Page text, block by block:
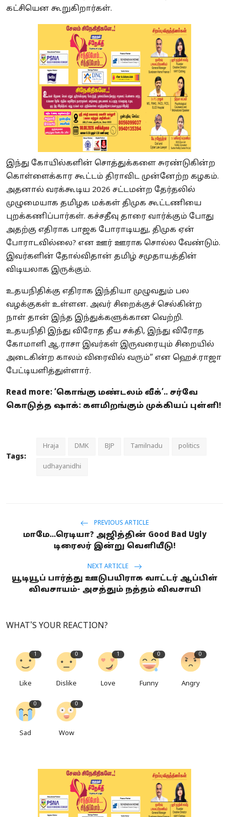
கட்சியென கூறுகிறார்கள்.
இந்து கோயில்களின் சொத்துக்களை சுரண்டுகின்ற
கொள்ளைக்கார கூட்டம் திராவிட முன்னேற்ற கழகம்.
அதனால் வரக்கூடிய 2026 சட்டமன்ற தேர்தலில்
முழுமையாக தமிழக மக்கள் திமுக கூட்டணியை
புறக்கணிப்பார்கள். கச்சதீவு தாரை வார்க்கும் போது
அதற்கு எதிராக பாஜக போராடியது, திமுக ஏன்
போராடவில்லை? என ஊர் ஊராக சொல்ல வேண்டும்.
இவர்களின் தோல்விதான் தமிழ் சமுதாயத்தின்
விடியலாக இருக்கும்.
உதயநிதிக்கு எதிராக இந்தியா முழுவதும் பல
வழக்குகள் உள்ளன. அவர் சிறைக்குச் செல்கின்ற
நாள் தான் இந்த இந்துக்களுக்கான வெற்றி.
உதயநிதி இந்து விரோத தீய சக்தி, இந்து விரோத
கோமாளி ஆ.ராசா இவர்கள் இருவரையும் சிறையில்
அடைகின்ற காலம் விரைவில் வரும்” என ஹெச்.ராஜா
பேட்டியளித்துள்ளார்.
Read more: ‘கொங்கு மண்டலம் வீக்’.. சர்வே
கொடுத்த ஷாக்: களமிறங்கும் முக்கியப் புள்ளி!
Tags:
Hraja DMK BJP Tamilnadu politics
udhayanidhi
PREVIOUS ARTICLE
மாமே...ரெடியா? அஜித்தின் Good Bad Ugly
டிரைலர் இன்று வெளியீடு!
NEXT ARTICLE
யூடியூப் பார்த்து ஊடுபயிராக வாட்டர் ஆப்பிள்
விவசாயம்- அசத்தும் நத்தம் விவசாயி
WHAT'S YOUR REACTION?
1
Like
0
Dislike
1
Love
0
Funny
0
Angry
0
Sad
0
Wow